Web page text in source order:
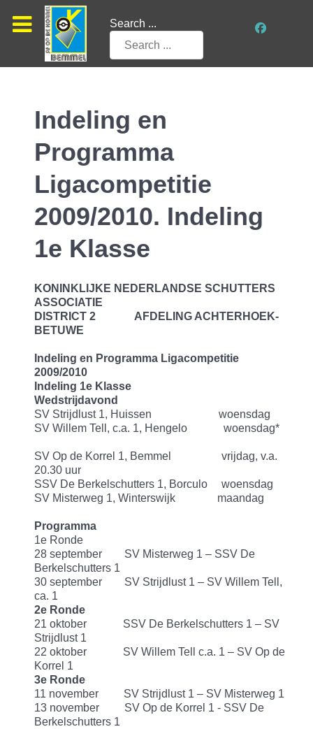
Search ...
Indeling en
Programma
Ligacompetitie
2009/2010. Indeling
1e Klasse
KONINKLIJKE NEDERLANDSE SCHUTTERS
ASSOCIATIE
DISTRICT 2 AFDELING ACHTERHOEK-
BETUWE
Indeling en Programma Ligacompetitie
2009/2010
Indeling 1e Klasse
Wedstrijdavond
SV Strijdlust 1, Huissen woensdag
SV Willem Tell, c.a. 1, Hengelo woensdag*
SV Op de Korrel 1, Bemmel vrijdag, v.a.
20.30 uur
SSV De Berkelschutters 1, Borculo woensdag
SV Misterweg 1, Winterswijk maandag
Programma
1e Ronde
28 september SV Misterweg 1 – SSV De
Berkelschutters 1
30 september SV Strijdlust 1 – SV Willem Tell,
ca. 1
2e Ronde
21 oktober SSV De Berkelschutters 1 – SV
Strijdlust 1
22 oktober SV Willem Tell c.a. 1 – SV Op de
Korrel 1
3e Ronde
11 november SV Strijdlust 1 – SV Misterweg 1
13 november SV Op de Korrel 1 - SSV De
Berkelschutters 1